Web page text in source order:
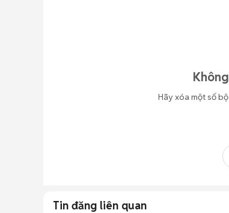
Hãy xóa một số
Tin đăng liên quan